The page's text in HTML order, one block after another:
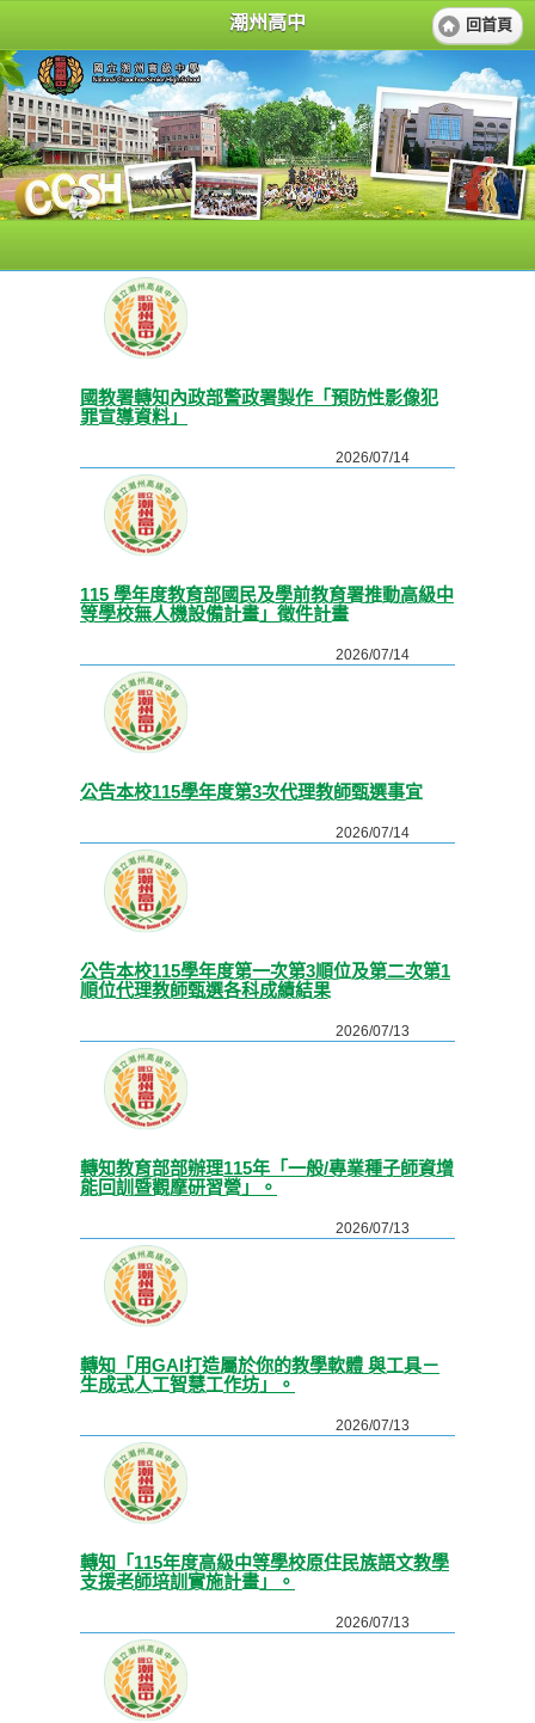
潮州高中 回首頁
國教署轉知內政部警政署製作「預防性影像犯
罪宣導資料」
2026/07/14
115 學年度教育部國民及學前教育署推動高級中
等學校無人機設備計畫」徵件計畫
2026/07/14
公告本校115學年度第3次代理教師甄選事宜
2026/07/14
公告本校115學年度第一次第3順位及第二次第1
順位代理教師甄選各科成績結果
2026/07/13
轉知教育部部辦理115年「一般/專業種子師資增
能回訓暨觀摩研習營」。
2026/07/13
轉知「用GAI打造屬於你的教學軟體 與工具－
生成式人工智慧工作坊」。
2026/07/13
轉知「115年度高級中等學校原住民族語文教學
支援老師培訓實施計畫」。
2026/07/13